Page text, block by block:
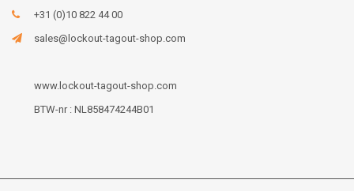
+31 (0)10 822 44 00
sales@lockout-tagout-shop.com
www.lockout-tagout-shop.com
BTW-nr : NL858474244B01